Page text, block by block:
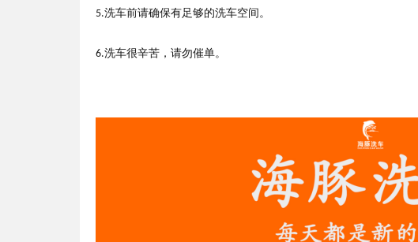
5.洗车前请确保有足够的洗车空间。
6.洗车很辛苦，请勿催单。